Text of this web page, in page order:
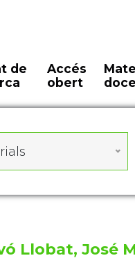
de
Accés
obert
Llobat, José